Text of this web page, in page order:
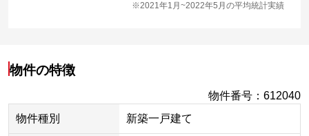
※2021年1月~2022年5月の平均統計実績
物件の特徴
物件番号 ：612040
物件種別
新築一戸建て